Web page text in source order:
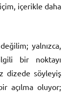
içerikle daha
yalnızca,
bir noktayı
dizede söyleyiş
açılma oluyor;